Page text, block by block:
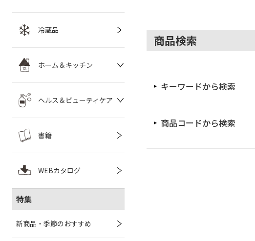
冷蔵品
ホーム＆キッチン
ヘルス＆ビューティケア
書籍
WEBカタログ
特集
新商品・季節のおすすめ
商品検索
キーワードから検索
商品コードから検索